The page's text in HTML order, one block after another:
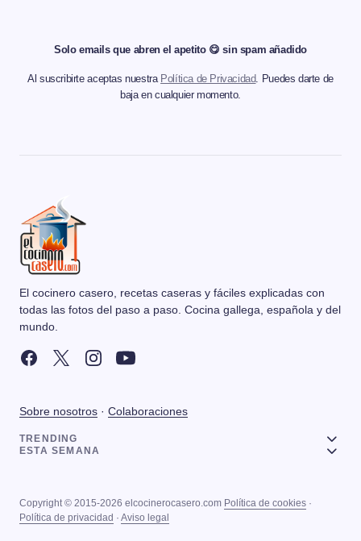
Solo emails que abren el apetito 😋 sin spam añadido
Al suscribirte aceptas nuestra Política de Privacidad. Puedes darte de
baja en cualquier momento.
El cocinero casero, recetas caseras y fáciles explicadas con
todas las fotos del paso a paso. Cocina gallega, española y del
mundo.
Sobre nosotros · Colaboraciones
TRENDING
ESTA SEMANA
Copyright © 2015-2026 elcocinerocasero.com Política de cookies ·
Política de privacidad · Aviso legal